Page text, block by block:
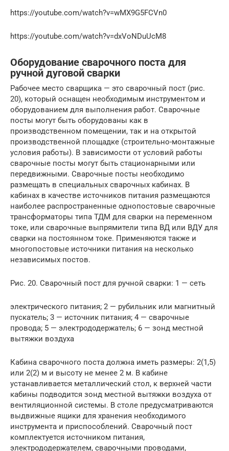
https://youtube.com/watch?v=wMX9G5FCVn0
https://youtube.com/watch?v=dxVoNDuUcM8
Оборудование сварочного поста для
ручной дуговой сварки
Рабочее место сварщика — это сварочный пост (рис.
20), который оснащен необходимым инструментом и
оборудованием для выполнения работ. Сварочные
посты могут быть оборудованы как в
производственном помещении, так и на открытой
производственной площадке (строительно-монтажные
условия работы). В зависимости от условий работы
сварочные посты могут быть стационарными или
передвижными. Сварочные посты необходимо
размещать в специальных сварочных кабинах. В
кабинах в качестве источников питания размещаются
наиболее распространенные однопостовые сварочные
трансформаторы типа ТДМ для сварки на переменном
токе, или сварочные выпрямители типа ВД или ВДУ для
сварки на постоянном токе. Применяются также и
многопостовые источники питания на несколько
независимых постов.
Рис. 20. Сварочный пост для ручной сварки: 1 — сеть
электрического питания; 2 — рубильник или магнитный
пускатель; 3 — источник питания; 4 — сварочные
провода; 5 — электрододержатель; 6 — зонд местной
вытяжки воздуха
Кабина сварочного поста должна иметь размеры: 2(1,5)
или 2(2) м и высоту не менее 2 м. В кабине
устанавливается металлический стол, к верхней части
кабины подводится зонд местной вытяжки воздуха от
вентиляционной системы. В столе предусматриваются
выдвижные ящики для хранения необходимого
инструмента и приспособлений. Сварочный пост
комплектуется источником питания,
электрододержателем, сварочными проводами,